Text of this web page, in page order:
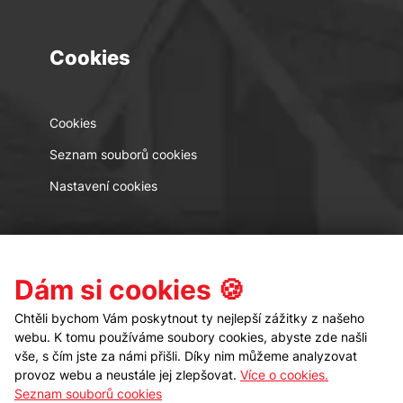
Cookies
Cookies
Seznam souborů cookies
Nastavení cookies
Kontakt Sledujte nás
Dám si cookies 🍪
Chtěli bychom Vám poskytnout ty nejlepší zážitky z našeho
webu. K tomu používáme soubory cookies, abyste zde našli
vše, s čím jste za námi přišli. Díky nim můžeme analyzovat
provoz webu a neustále jej zlepšovat. Více o cookies.
Seznam souborů cookies